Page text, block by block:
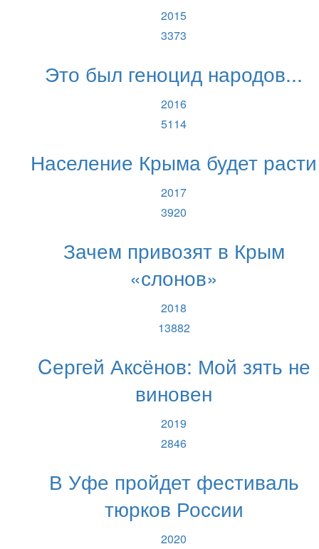
2015
3373
Это был геноцид народов...
2016
5114
Население Крыма будет расти
2017
3920
Зачем привозят в Крым
«слонов»
2018
13882
Cергей Аксёнов: Мой зять не
виновен
2019
2846
В Уфе пройдет фестиваль
тюрков России
2020